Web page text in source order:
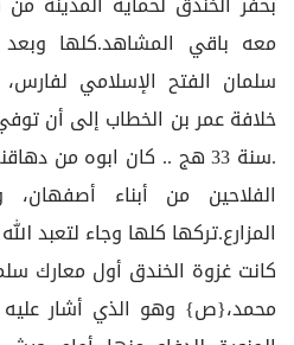
معه باقي المشاهد.كلها
سلمان الفتح الإسلامي
خلافة عمر بن الخطاب إلى أن
.سنة 33 هج .. كان ابوه من
الفلاحين من أبناء
المزارع.تركها كلها وجاء لتعبد
كانت غزوة الخندق أول معارك
محمد،{ص} وهو الذي أشار عليه